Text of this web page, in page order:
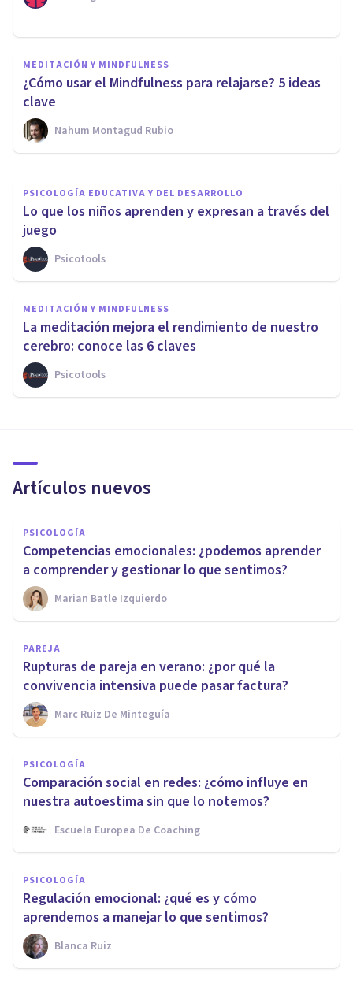
MEDITACIÓN Y MINDFULNESS
¿Cómo usar el Mindfulness para relajarse? 5 ideas
clave
Nahum Montagud Rubio
¿Por qué es importante la
Psicología?
Arturo Torres
PSICOLOGÍA EDUCATIVA Y DEL DESARROLLO
Lo que los niños aprenden y expresan a través del
juego
Psicotools
MEDITACIÓN Y MINDFULNESS
La meditación mejora el rendimiento de nuestro
cerebro: conoce las 6 claves
Psicotools
Artículos nuevos
PSICOLOGÍA
Competencias emocionales: ¿podemos aprender
a comprender y gestionar lo que sentimos?
Marian Batle Izquierdo
PAREJA
Rupturas de pareja en verano: ¿por qué la
convivencia intensiva puede pasar factura?
Marc Ruiz De Minteguía
PSICOLOGÍA
Comparación social en redes: ¿cómo influye en
nuestra autoestima sin que lo notemos?
Escuela Europea De Coaching
PSICOLOGÍA
Regulación emocional: ¿qué es y cómo
aprendemos a manejar lo que sentimos?
Blanca Ruiz